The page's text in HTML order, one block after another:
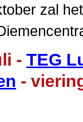
zal
- TEG
-